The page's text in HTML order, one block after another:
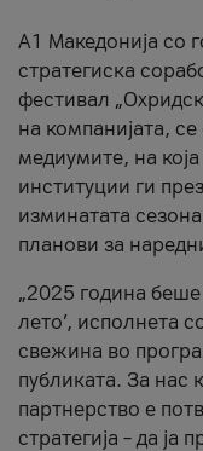
A1 Македонија со
стратегиска
фестивал
на компанијата,
медиумите, на
институции ги
изминатата
планови за
„2025 година
лето’, исполнета
свежина во
публиката. За нас
партнерство е
стратегија – да ја